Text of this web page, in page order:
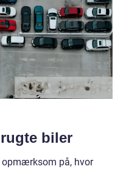
biler
på, hvor